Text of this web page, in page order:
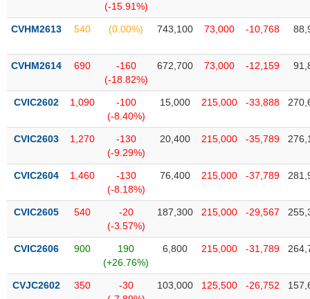
(-15.91%)
CVHM2613 540 (0.00%) 743,100 73,000 -10,768
CVHM2614 690
-160
(-18.82%)
672,700 73,000 -12,159
CVIC2602 1,090
-100
(-8.40%)
15,000 215,000 -33,888
CVIC2603 1,270
-130
(-9.29%)
20,400 215,000 -35,789
CVIC2604 1,460
-130
(-8.18%)
76,400 215,000 -37,789
CVIC2605 540
-20
(-3.57%)
187,300 215,000 -29,567
CVIC2606 900
190
(+26.76%)
6,800 215,000 -31,789
CVJC2602 350
-30
103,000 125,500 -26,752
Lãnh
(-)
Người nội bộ
tức
(-)
Bài
tác
(-)
Báo